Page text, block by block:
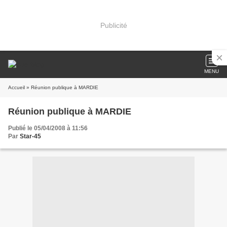
Publicité
MENU
Accueil » Réunion publique à MARDIE
Réunion publique à MARDIE
Publié le 05/04/2008 à 11:56
Par Star-45